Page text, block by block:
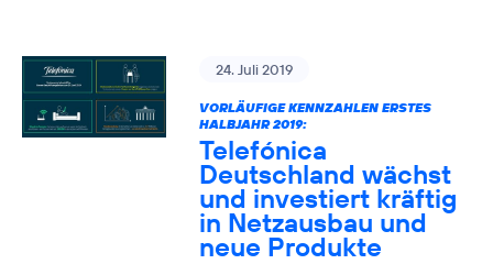
24. Juli 2019
VORLÄUFIGE KENNZAHLEN ERSTES
HALBJAHR 2019:
Telefónica
Deutschland wächst
und investiert kräftig
in Netzausbau und
neue Produkte